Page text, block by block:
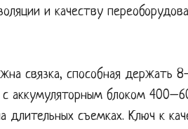
и качеству
связка, способная держать
блоком
длительных съемках. Ключ к